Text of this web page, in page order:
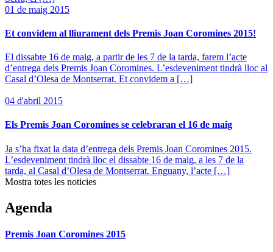
01 de maig 2015
Et convidem al lliurament dels Premis Joan Coromines 2015!
El dissabte 16 de maig, a partir de les 7 de la tarda, farem l’acte
d’entrega dels Premis Joan Coromines. L’esdeveniment tindrà lloc al
Casal d’Olesa de Montserrat. Et convidem a […]
04 d'abril 2015
Els Premis Joan Coromines se celebraran el 16 de maig
Ja s’ha fixat la data d’entrega dels Premis Joan Coromines 2015.
L’esdeveniment tindrà lloc el dissabte 16 de maig, a les 7 de la
tarda, al Casal d’Olesa de Montserrat. Enguany, l’acte […]
Mostra totes les noticies
Agenda
Premis Joan Coromines 2015